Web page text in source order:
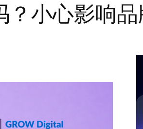
小心影响